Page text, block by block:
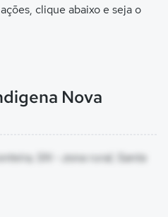
clique abaixo e seja o
Nova
SN - zona rural, Santa